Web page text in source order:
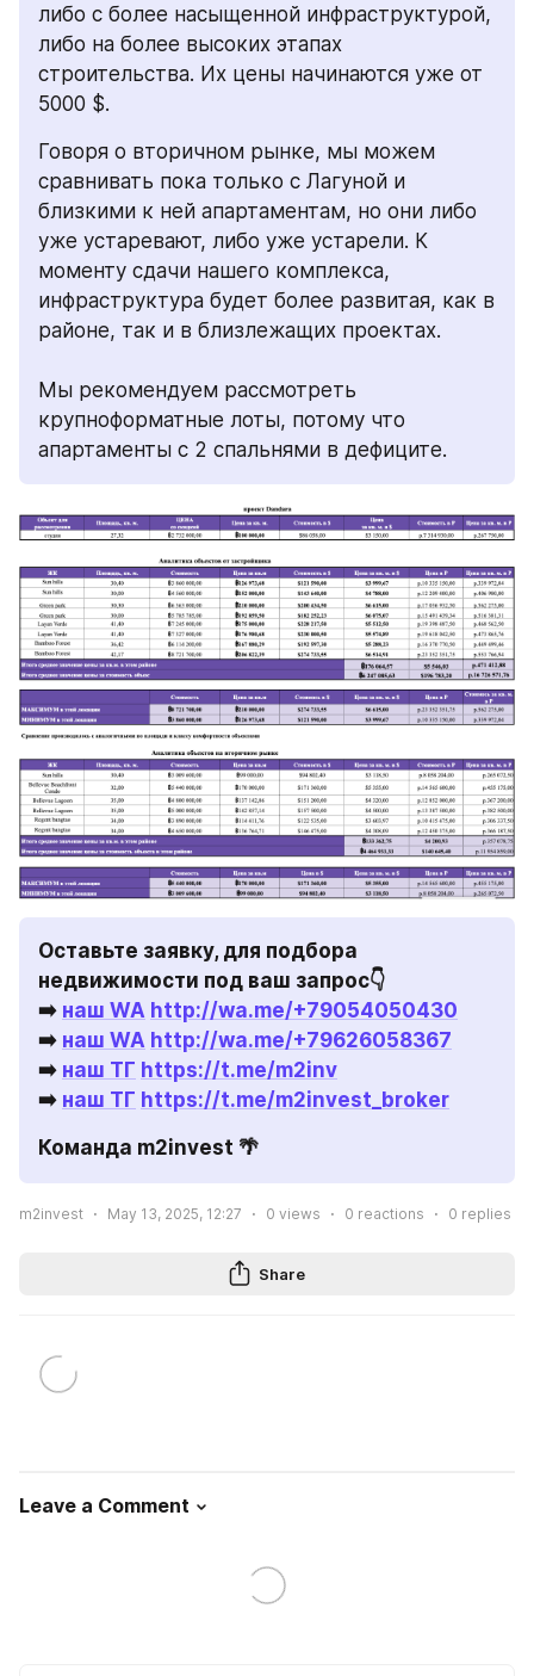
либо с более насыщенной инфраструктурой,
либо на более высоких этапах
строительства. Их цены начинаются уже от
5000 $.
Говоря о вторичном рынке, мы можем
сравнивать пока только с Лагуной и
близкими к ней апартаментам, но они либо
уже устаревают, либо уже устарели. К
моменту сдачи нашего комплекса,
инфраструктура будет более развитая, как в
районе, так и в близлежащих проектах.
Мы рекомендуем рассмотреть
крупноформатные лоты, потому что
апартаменты с 2 спальнями в дефиците.
Оставьте заявку, для подбора
недвижимости под ваш запрос👇
➡️ наш WA http://wa.me/+79054050430
➡️ наш WA http://wa.me/+79626058367
➡️ наш ТГ https://t.me/m2inv
➡️ наш ТГ https://t.me/m2invest_broker
Команда m2invest 🌴
m2invest May 13, 2025, 12:27 0 views 0 reactions 0 replies
Share
Leave a Comment